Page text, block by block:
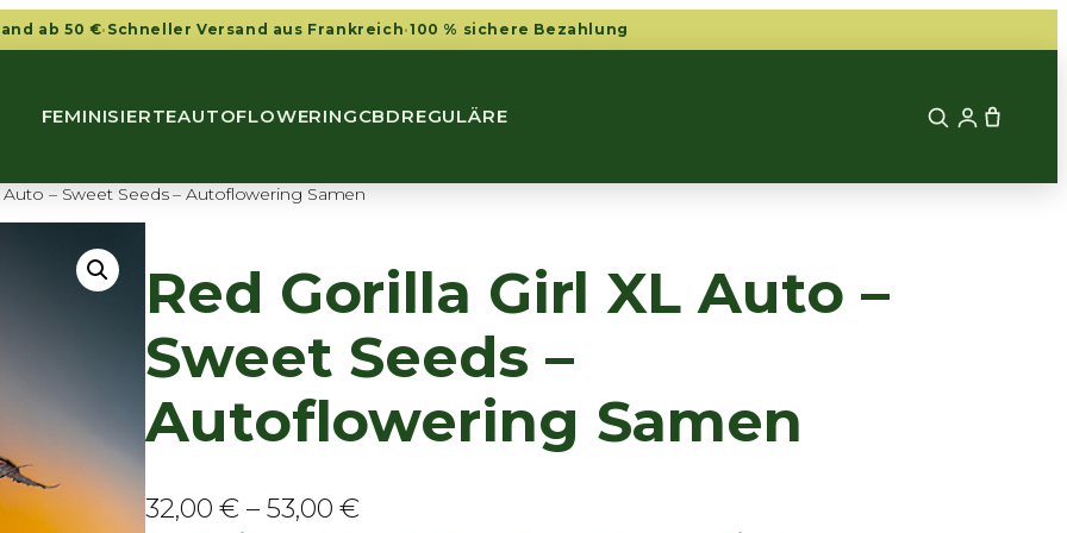
ab 50 €· Schneller Versand aus Frankreich·100 % sichere Bezahlung
FEMINISIERTEAUTOFLOWERINGCBDREGULÄRE
Auto – Sweet Seeds – Autoflowering Samen
Red Gorilla Girl XL Auto –
Sweet Seeds –
Autoflowering Samen
32,00€ –53,00€